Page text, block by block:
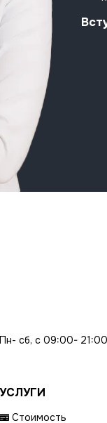
Пн- сб, с 09:00- 21:00
УСЛУГИ
Стоимость